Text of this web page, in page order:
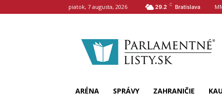
piatok, 7 augusta, 2026 29.2 C Bratislava
ARÉNA SPRÁVY ZAHRANIČIE